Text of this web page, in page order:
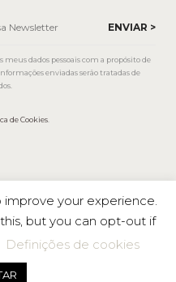
dados pessoais com a propósito de
enviadas serão tratadas de
de Cookies
|Política de privacidade
your experience.
but you can opt-out if
Definições de cookies